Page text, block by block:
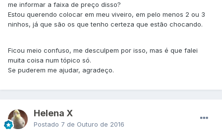
me informar a faixa de preço disso?
Estou querendo colocar em meu viveiro, em pelo menos 2 ou 3
ninhos, já que são os que tenho certeza que estão chocando.
Ficou meio confuso, me desculpem por isso, mas é que falei
muita coisa num tópico só.
Se puderem me ajudar, agradeço.
Helena X
Postado 7 de Outuro de 2016